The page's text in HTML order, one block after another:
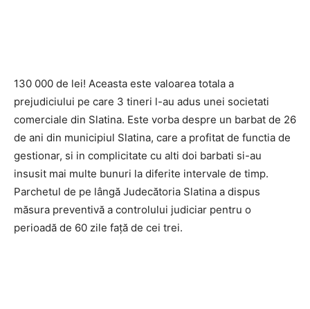
130 000 de lei! Aceasta este valoarea totala a
prejudiciului pe care 3 tineri l-au adus unei societati
comerciale din Slatina. Este vorba despre un barbat de 26
de ani din municipiul Slatina, care a profitat de functia de
gestionar, si in complicitate cu alti doi barbati si-au
insusit mai multe bunuri la diferite intervale de timp.
Parchetul de pe lângă Judecătoria Slatina a dispus
măsura preventivă a controlului judiciar pentru o
perioadă de 60 zile faţă de cei trei.